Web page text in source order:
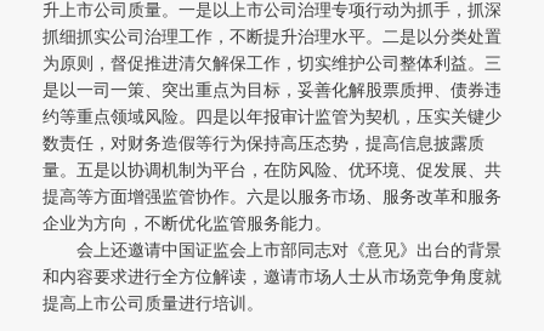
升上市公司质量。一是以上市公司治理专项行动为抓手，抓深
抓细抓实公司治理工作，不断提升治理水平。二是以分类处置
为原则，督促推进清欠解保工作，切实维护公司整体利益。三
是以一司一策、突出重点为目标，妥善化解股票质押、债券违
约等重点领域风险。四是以年报审计监管为契机，压实关键少
数责任，对财务造假等行为保持高压态势，提高信息披露质
量。五是以协调机制为平台，在防风险、优环境、促发展、共
提高等方面增强监管协作。六是以服务市场、服务改革和服务
企业为方向，不断优化监管服务能力。
会上还邀请中国证监会上市部同志对《意见》出台的背景
和内容要求进行全方位解读，邀请市场人士从市场竞争角度就
提高上市公司质量进行培训。